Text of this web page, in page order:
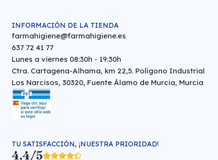
INFORMACIÓN DE LA TIENDA
farmahigiene@farmahigiene.es
637 72 41 77
Lunes a viernes 08:30h - 19:30h
Ctra. Cartagena-Alhama, km 22,5. Polígono Industrial
Los Narcisos, 30320, Fuente Álamo de Murcia, Murcia
TU SATISFACCIÓN, ¡NUESTRA PRIORIDAD!
4,4/5